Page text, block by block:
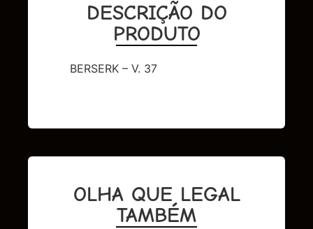
DESCRIÇÃO DO
PRODUTO
BERSERK – V. 37
OLHA QUE LEGAL
TAMBÉM